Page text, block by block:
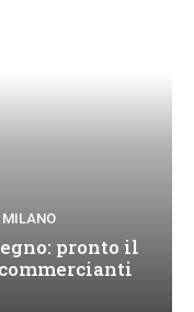
pronto il